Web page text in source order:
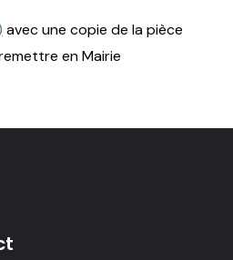
avec une copie de la pièce
en Mairie